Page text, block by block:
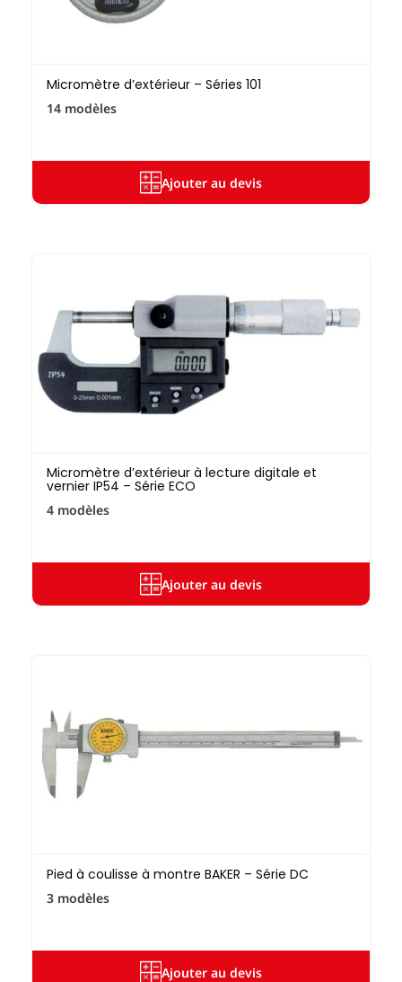
Micromètre d’extérieur – Séries 101
14 modèles
Ajouter au devis
Micromètre d’extérieur à lecture digitale et
vernier IP54 – Série ECO
4 modèles
Ajouter au devis
Pied à coulisse à montre BAKER – Série DC
3 modèles
Ajouter au devis